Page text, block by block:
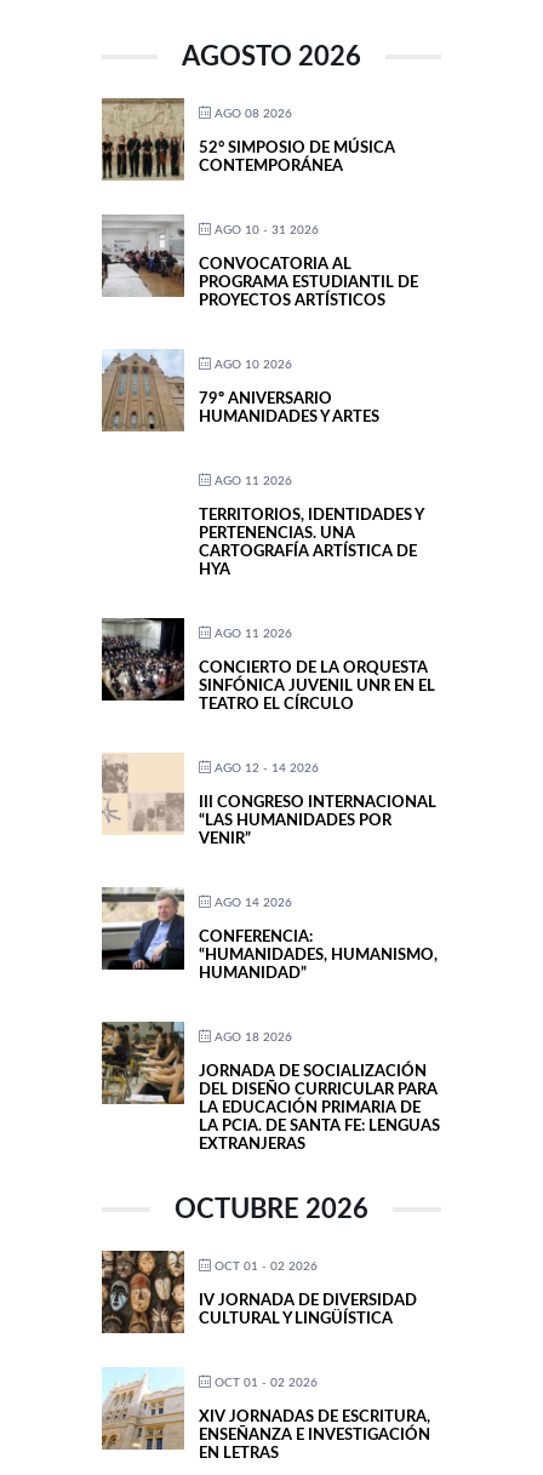
AGOSTO 2026
AGO 08 2026
52° SIMPOSIO DE MÚSICA
CONTEMPORÁNEA
AGO 10 - 31 2026
CONVOCATORIA AL
PROGRAMA ESTUDIANTIL DE
PROYECTOS ARTÍSTICOS
AGO 10 2026
79º ANIVERSARIO
HUMANIDADES Y ARTES
AGO 11 2026
TERRITORIOS, IDENTIDADES Y
PERTENENCIAS. UNA
CARTOGRAFÍA ARTÍSTICA DE
HYA
AGO 11 2026
CONCIERTO DE LA ORQUESTA
SINFÓNICA JUVENIL UNR EN EL
TEATRO EL CÍRCULO
AGO 12 - 14 2026
III CONGRESO INTERNACIONAL
“LAS HUMANIDADES POR
VENIR”
AGO 14 2026
CONFERENCIA:
“HUMANIDADES, HUMANISMO,
HUMANIDAD”
AGO 18 2026
JORNADA DE SOCIALIZACIÓN
DEL DISEÑO CURRICULAR PARA
LA EDUCACIÓN PRIMARIA DE
LA PCIA. DE SANTA FE: LENGUAS
EXTRANJERAS
OCTUBRE 2026
OCT 01 - 02 2026
IV JORNADA DE DIVERSIDAD
CULTURAL Y LINGÜÍSTICA
OCT 01 - 02 2026
XIV JORNADAS DE ESCRITURA,
ENSEÑANZA E INVESTIGACIÓN
EN LETRAS